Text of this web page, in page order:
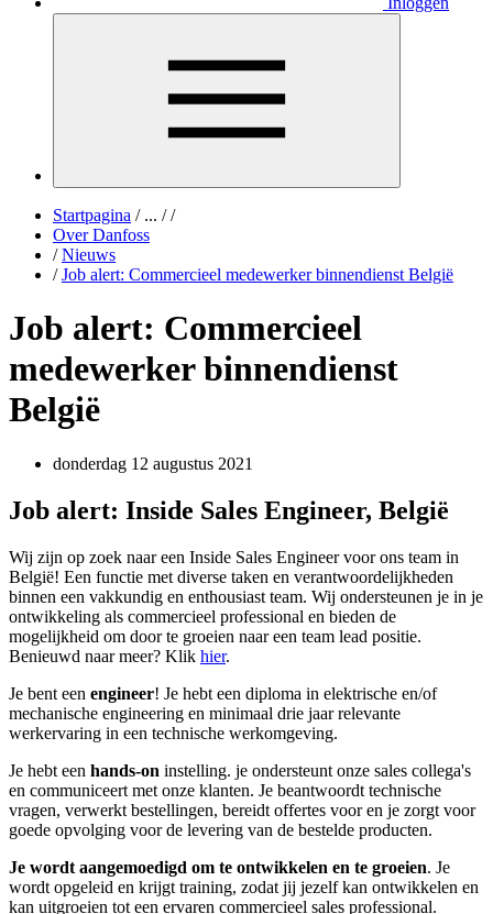
Startpagina /... / /
Over Danfoss
/ Nieuws
/ Job alert: Commercieel medewerker binnendienst België
Job alert: Commercieel
medewerker binnendienst
België
donderdag 12 augustus 2021
Job alert: Inside Sales Engineer, België
Wij zijn op zoek naar een Inside Sales Engineer voor ons team in
België! Een functie met diverse taken en verantwoordelijkheden
binnen een vakkundig en enthousiast team. Wij ondersteunen je in je
ontwikkeling als commercieel professional en bieden de
mogelijkheid om door te groeien naar een team lead positie.
Benieuwd naar meer? Klik hier.
Je bent een engineer! Je hebt een diploma in elektrische en/of
mechanische engineering en minimaal drie jaar relevante
werkervaring in een technische werkomgeving.
Je hebt een hands-on instelling. je ondersteunt onze sales collega's
en communiceert met onze klanten. Je beantwoordt technische
vragen, verwerkt bestellingen, bereidt offertes voor en je zorgt voor
goede opvolging voor de levering van de bestelde producten.
Je wordt aangemoedigd om te ontwikkelen en te groeien. Je
wordt opgeleid en krijgt training, zodat jij jezelf kan ontwikkelen en
kan uitgroeien tot een ervaren commercieel sales professional.